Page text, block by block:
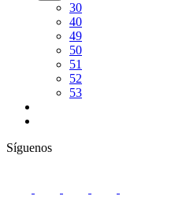
30
40
49
50
51
52
53
Síguenos